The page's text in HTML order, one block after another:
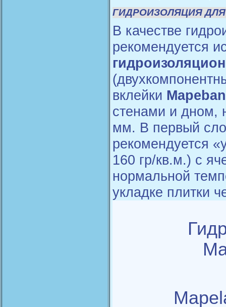
ГИДРОИЗОЛЯЦИЯ
В качестве
рекомендуется
вклейки
стенами и дном,
мм. В первый
рекомендуется
160 гр/кв.м.) с
нормальной
укладке плитки